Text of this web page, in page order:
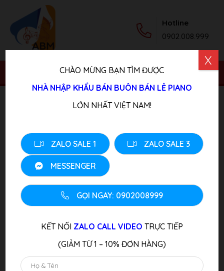
Hotline
0902.008.999
Trang chủ/ Sản phẩm/Piano Điện/ Đàn Piano Điện
CHÀO MỪNG BẠN TÌM ĐƯỢC
NHÀ NHẬP KHẨU BÁN BUÔN BÁN LẺ PIANO
LỚN NHẤT VIỆT NAM!
ZALO SALE 1 ZALO SALE 3
MESSENGER
GỌI NGAY: 0902008999
KẾT NỐI ZALO CALL VIDEO TRỰC TIẾP
(GIẢM TỪ 1 – 10% ĐƠN HÀNG)
X